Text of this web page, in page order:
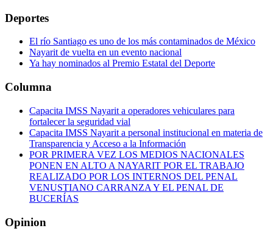
Deportes
El río Santiago es uno de los más contaminados de México
Nayarit de vuelta en un evento nacional
Ya hay nominados al Premio Estatal del Deporte
Columna
Capacita IMSS Nayarit a operadores vehiculares para
fortalecer la seguridad vial
Capacita IMSS Nayarit a personal institucional en materia de
Transparencia y Acceso a la Información
POR PRIMERA VEZ LOS MEDIOS NACIONALES
PONEN EN ALTO A NAYARIT POR EL TRABAJO
REALIZADO POR LOS INTERNOS DEL PENAL
VENUSTIANO CARRANZA Y EL PENAL DE
BUCERÍAS
Opinion